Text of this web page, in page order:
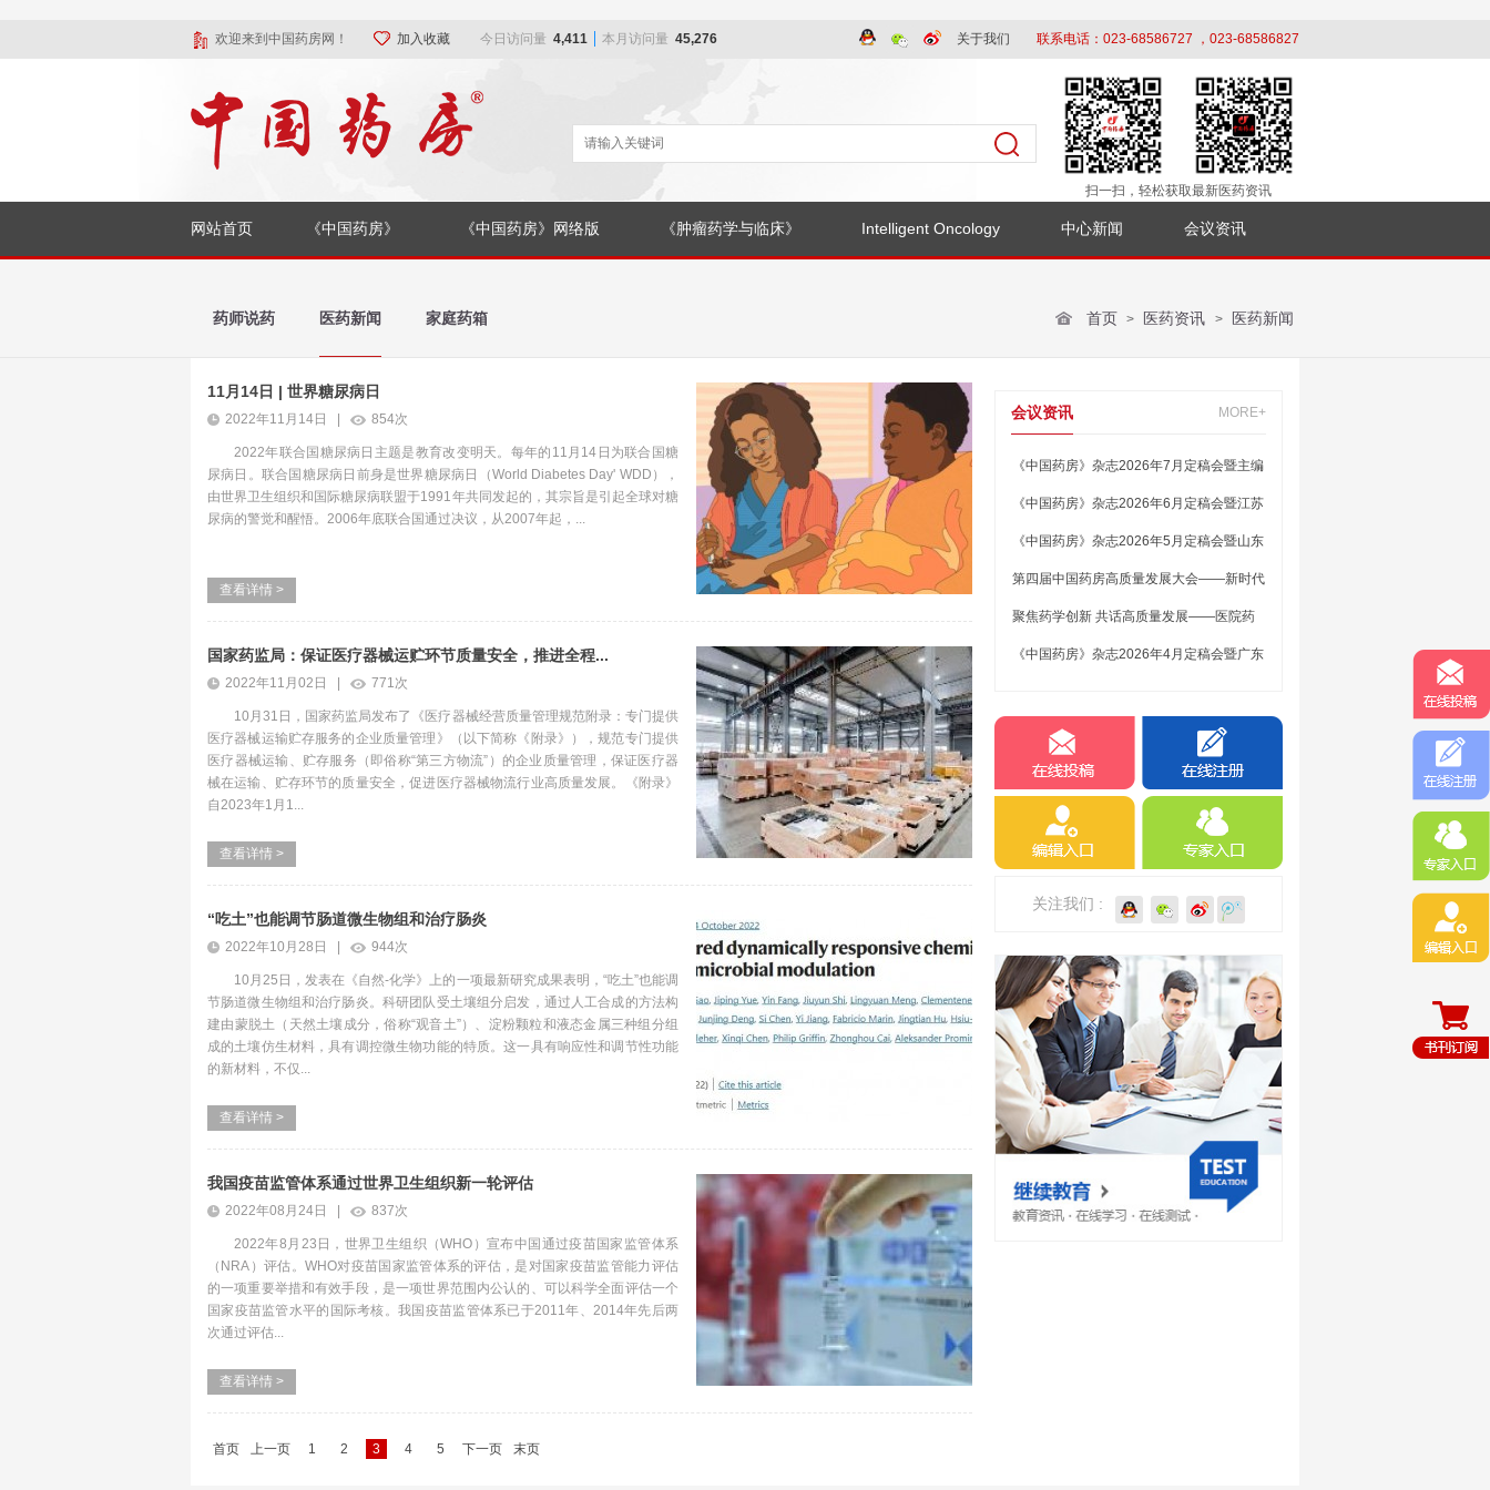
欢迎来到中国药房网！ 加入收藏 今日访问量 4,411 本月访问量 45,276 关于我们 联系电话：023-68586727 ，023-68586827
扫一扫，轻松获取最新医药资讯
网站首页 《中国药房》 《中国药房》网络版 《肿瘤药学与临床》 Intelligent Oncology 中心新闻 会议资讯
药师说药 医药新闻 家庭药箱 首页 > 医药资讯 > 医药新闻
11月14日 | 世界糖尿病日
2022年11月14日 | 854次
2022年联合国糖尿病日主题是教育改变明天。每年的11月14日为联合国糖
尿病日。联合国糖尿病日前身是世界糖尿病日（World Diabetes Day' WDD），
由世界卫生组织和国际糖尿病联盟于1991年共同发起的，其宗旨是引起全球对糖
尿病的警觉和醒悟。2006年底联合国通过决议，从2007年起，...
查看详情 >
国家药监局：保证医疗器械运贮环节质量安全，推进全程...
2022年11月02日 | 771次
10月31日，国家药监局发布了《医疗器械经营质量管理规范附录：专门提供
医疗器械运输贮存服务的企业质量管理》（以下简称《附录》），规范专门提供
医疗器械运输、贮存服务（即俗称“第三方物流”）的企业质量管理，保证医疗器
械在运输、贮存环节的质量安全，促进医疗器械物流行业高质量发展。《附录》
自2023年1月1...
查看详情 >
“吃土”也能调节肠道微生物组和治疗肠炎
2022年10月28日 | 944次
10月25日，发表在《自然-化学》上的一项最新研究成果表明，“吃土”也能调
节肠道微生物组和治疗肠炎。科研团队受土壤组分启发，通过人工合成的方法构
建由蒙脱土（天然土壤成分，俗称“观音土”）、淀粉颗粒和液态金属三种组分组
成的土壤仿生材料，具有调控微生物功能的特质。这一具有响应性和调节性功能
的新材料，不仅...
查看详情 >
我国疫苗监管体系通过世界卫生组织新一轮评估
2022年08月24日 | 837次
2022年8月23日，世界卫生组织（WHO）宣布中国通过疫苗国家监管体系
（NRA）评估。WHO对疫苗国家监管体系的评估，是对国家疫苗监管能力评估
的一项重要举措和有效手段，是一项世界范围内公认的、可以科学全面评估一个
国家疫苗监管水平的国际考核。我国疫苗监管体系已于2011年、2014年先后两
次通过评估...
查看详情 >
首页 上一页 1 2 3 4 5 下一页 末页
会议资讯 MORE+
《中国药房》杂志2026年7月定稿会暨主编
办刊交流会在银川顺利召开
《中国药房》杂志2026年6月定稿会暨江苏
编委（扩大）交流座谈会在南京顺利召开
《中国药房》杂志2026年5月定稿会暨山东
编委（扩大）交流座谈会在济南市顺利召开
第四届中国药房高质量发展大会——新时代
医院药学高质量创新与发展研讨会顺利召开
聚焦药学创新 共话高质量发展——医院药
学学科创新建设与高质量发展研讨会在重庆
《中国药房》杂志2026年4月定稿会暨广东
关注我们 :